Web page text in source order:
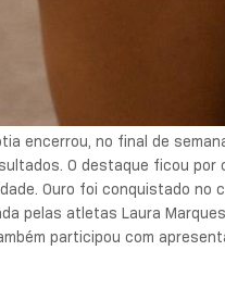
encerrou, no final de
O destaque ficou por
Ouro foi conquistado no
pelas atletas Laura
participou com